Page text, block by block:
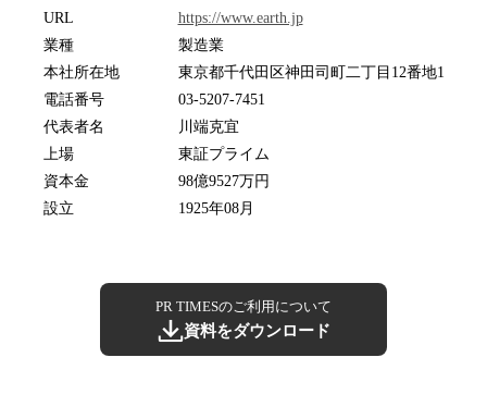
URL
https://www.earth.jp
業種
製造業
本社所在地
東京都千代田区神田司町二丁目12番地1
電話番号
03-5207-7451
代表者名
川端克宜
上場
東証プライム
資本金
98億9527万円
設立
1925年08月
PR TIMESのご利用について
資料をダウンロード